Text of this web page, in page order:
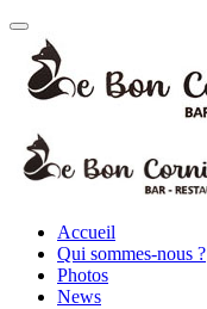
Accueil
Qui sommes-nous ?
Photos
News